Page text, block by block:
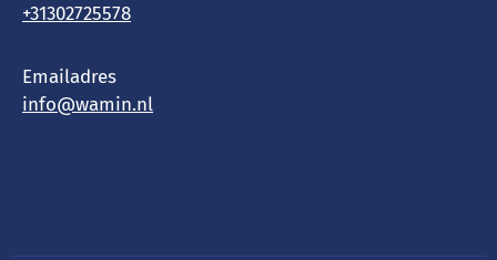
+31302725578
Emailadres
info@wamin.nl